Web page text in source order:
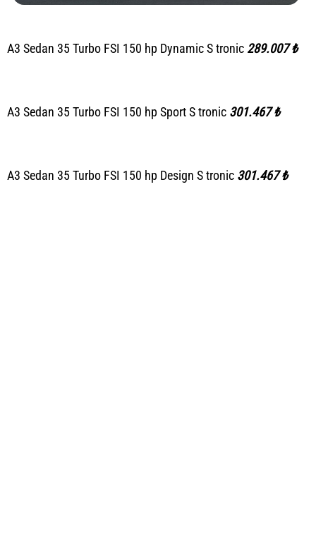
A3 Sedan 35 Turbo FSI 150 hp Dynamic S tronic 289.007 ₺
A3 Sedan 35 Turbo FSI 150 hp Sport S tronic 301.467 ₺
A3 Sedan 35 Turbo FSI 150 hp Design S tronic 301.467 ₺